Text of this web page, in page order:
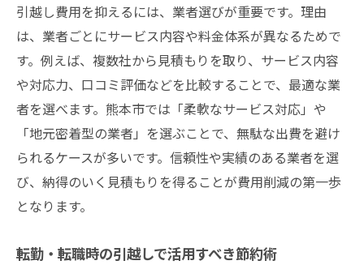
熊本市で引越し頻度が高い人の比較ポイン
ト
口コミや評価を活用した業者選定方法
引越し費用を抑えるための見積もり交渉術
サービス内容で選ぶ引越し業者のコツ
引越し後のサポート体制を見極めるポイン
引越し費用を抑えるには、業者選びが重要です。理由
は、業者ごとにサービス内容や料金体系が異なるためで
す。例えば、複数社から見積もりを取り、サービス内容
や対応力、口コミ評価などを比較することで、最適な業
者を選べます。熊本市では「柔軟なサービス対応」や
「地元密着型の業者」を選ぶことで、無駄な出費を避け
られるケースが多いです。信頼性や実績のある業者を選
び、納得のいく見積もりを得ることが費用削減の第一歩
となります。
転勤・転職時の引越しで活用すべき節約術